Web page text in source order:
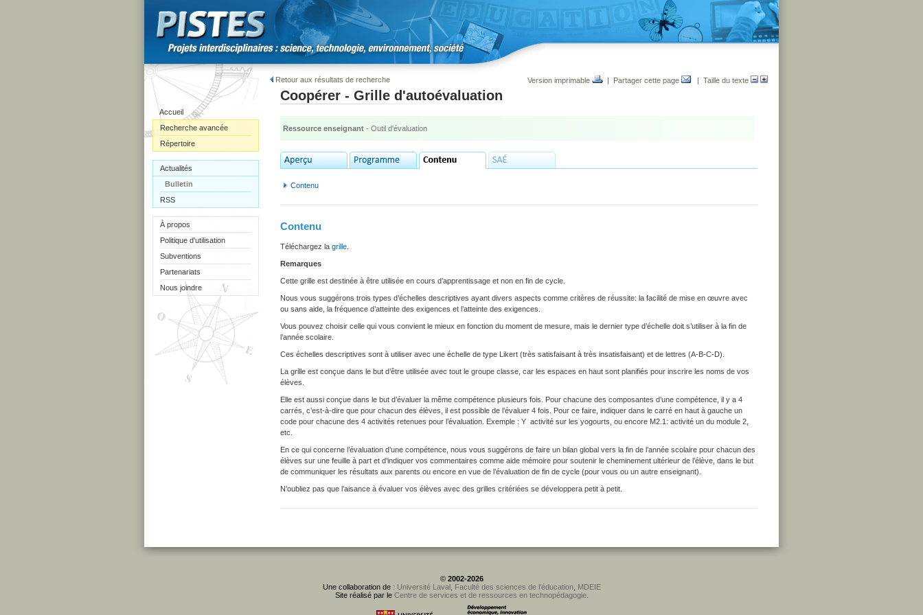
Accueil
Recherche avancée
Répertoire
Actualités
Bulletin
RSS
À propos
Politique d'utilisation
Subventions
Partenariats
Nous joindre
Retour aux résultats de recherche Version imprimable | Partager cette page | Taille du texte
Coopérer - Grille d'autoévaluation
Ressource enseignant - Outil d'évaluation
Contenu
Contenu
Téléchargez la grille
Remarques
Cette grille est destinée à être utilisée en cours d’apprentissage et non en fin de cycle.
Nous vous suggérons trois types d’échelles descriptives ayant divers aspects comme critères de réussite: la facilité de mise en œuvre avec
ou sans aide, la fréquence d’atteinte des exigences et l’atteinte des exigences.
Vous pouvez choisir celle qui vous convient le mieux en fonction du moment de mesure, mais le dernier type d’échelle doit s’utiliser à la fin de
l’année scolaire.
Ces échelles descriptives sont à utiliser avec une échelle de type Likert (très satisfaisant à très insatisfaisant) et de lettres (A-B-C-D).
La grille est conçue dans le but d’être utilisée avec tout le groupe classe, car les espaces en haut sont planifiés pour inscrire les noms de vos
élèves.
Elle est aussi conçue dans le but d’évaluer la même compétence plusieurs fois. Pour chacune des composantes d’une compétence, il y a 4
carrés, c’est-à-dire que pour chacun des élèves, il est possible de l’évaluer 4 fois. Pour ce faire, indiquer dans le carré en haut à gauche un
code pour chacune des 4 activités retenues pour l’évaluation. Exemple : Y activité sur les yogourts, ou encore M2.1: activité un du module 2,
etc.
En ce qui concerne l’évaluation d’une compétence, nous vous suggérons de faire un bilan global vers la fin de l’année scolaire pour chacun des
élèves sur une feuille à part et d’indiquer vos commentaires comme aide mémoire pour soutenir le cheminement ultérieur de l’élève, dans le but
de communiquer les résultats aux parents ou encore en vue de l’évaluation de fin de cycle (pour vous ou un autre enseignant).
N’oubliez pas que l’aisance à évaluer vos élèves avec des grilles critériées se développera petit à petit.
© 2002-2026
Une collaboration de : Université Laval, Faculté des sciences de l'éducation, MDEIE
Site réalisé par le Centre de services et de ressources en technopédagogie.